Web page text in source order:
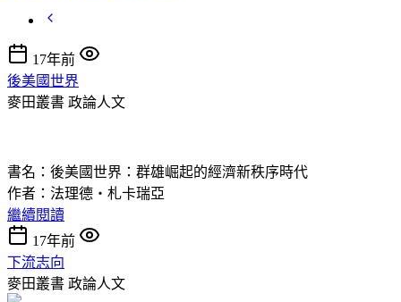
17年前
後美國世界
麥田叢書 政論人文
書名：後美國世界：群雄崛起的經濟新秩序時代
作者：法理德‧札卡瑞亞
繼續閱讀
17年前
下流志向
麥田叢書 政論人文